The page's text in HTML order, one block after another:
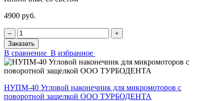
4900 руб.
‒
+
Заказать
В сравнение В избранное
НУПМ-40 Угловой наконечник для микромоторов с
поворотной защелкой ООО ТУРБОДЕНТА